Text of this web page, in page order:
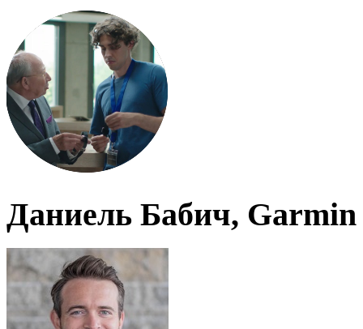
Даниель Бабич, Garmin